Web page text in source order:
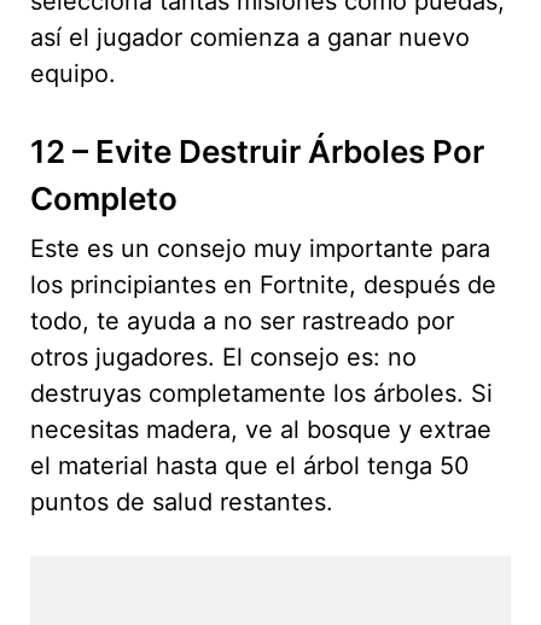
así el jugador comienza a ganar nuevo
equipo.
12 – Evite Destruir Árboles Por
Completo
Este es un consejo muy importante para
los principiantes en Fortnite, después de
todo, te ayuda a no ser rastreado por
otros jugadores. El consejo es: no
destruyas completamente los árboles. Si
necesitas madera, ve al bosque y extrae
el material hasta que el árbol tenga 50
puntos de salud restantes.